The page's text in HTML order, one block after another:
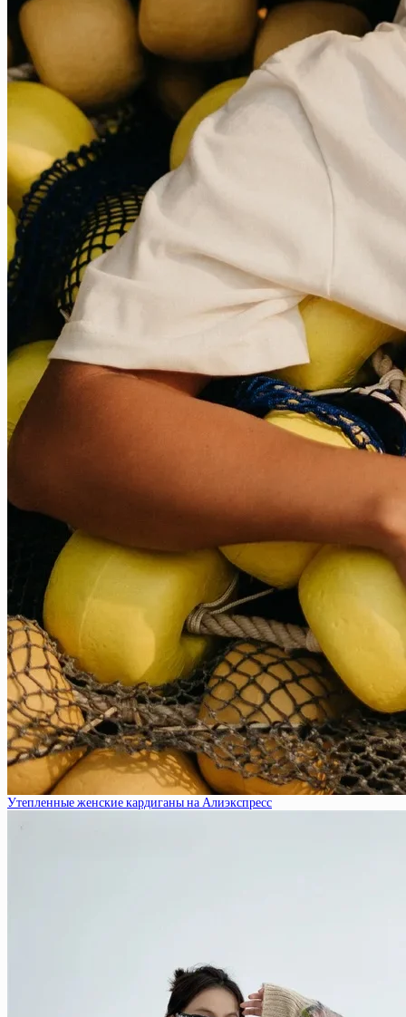
Утепленные женские кардиганы на Алиэкспресс